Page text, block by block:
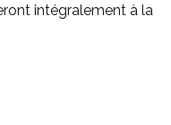
intégralement à la